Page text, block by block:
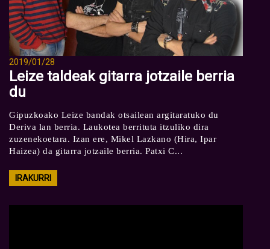
2019/01/28
Leize taldeak gitarra jotzaile berria
du
Gipuzkoako Leize bandak otsailean argitaratuko du
Deriva lan berria. Laukotea berrituta itzuliko dira
zuzenekoetara. Izan ere, Mikel Lazkano (Hira, Ipar
Haizea) da gitarra jotzaile berria. Patxi C...
IRAKURRI